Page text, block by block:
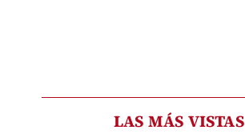
LAS MÁS VISTAS